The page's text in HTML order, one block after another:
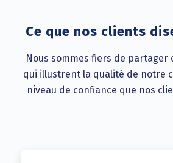
Ce que nos clients
Nous sommes fiers de partager
qui illustrent la qualité de notre
niveau de confiance que nos